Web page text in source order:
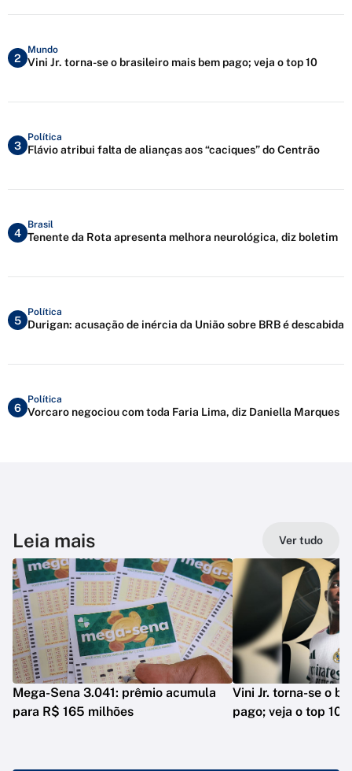
2
Mundo
Vini Jr. torna-se o brasileiro mais bem pago; veja o top 10
3
Política
Flávio atribui falta de alianças aos “caciques” do Centrão
4
Brasil
Tenente da Rota apresenta melhora neurológica, diz boletim
5
Política
Durigan: acusação de inércia da União sobre BRB é descabida
6
Política
Vorcaro negociou com toda Faria Lima, diz Daniella Marques
Leia mais Ver tudo
Mega-Sena 3.041: prêmio acumula
para R$ 165 milhões
Vini Jr. torna-se o
pago; veja o top 10